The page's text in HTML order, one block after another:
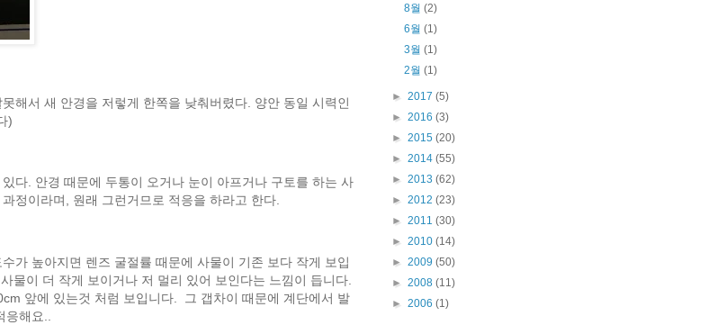
해서 새 안경을 저렇게 한쪽을 낮춰버렸다. 양안 동일 시력인
)
다. 안경 때문에 두통이 오거나 눈이 아프거나 구토를 하는 사
정이라며, 원래 그런거므로 적응을 하라고 한다.
가 높아지면 렌즈 굴절률 때문에 사물이 기존 보다 작게 보입
물이 더 작게 보이거나 저 멀리 있어 보인다는 느낌이 듭니다.
앞에 있는것 처럼 보입니다. 그 갭차이 때문에 계단에서 발
해요..
8월(2)
6월(1)
3월(1)
2월(1)
► 2017 (5)
► 2016 (3)
► 2015 (20)
► 2014 (55)
► 2013 (62)
► 2012 (23)
► 2011 (30)
► 2010 (14)
► 2009 (50)
► 2008 (11)
► 2006 (1)